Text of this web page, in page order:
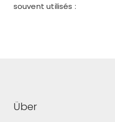
souvent utilisés :
Über